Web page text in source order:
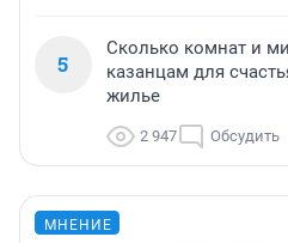
5
Сколько комнат и
казанцам для
жилье
2 947 Обсудить
МНЕНИЕ